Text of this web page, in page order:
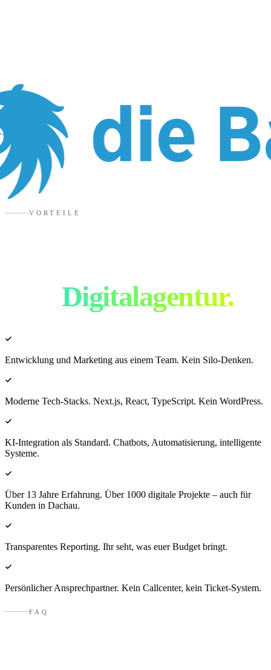
VORTEILE
Digitalagentur.
Entwicklung und Marketing aus einem Team. Kein Silo-Denken.
Moderne Tech-Stacks. Next.js, React, TypeScript. Kein WordPress.
KI-Integration als Standard. Chatbots, Automatisierung, intelligente
Systeme.
Über 13 Jahre Erfahrung. Über 1000 digitale Projekte – auch für
Kunden in Dachau.
Transparentes Reporting. Ihr seht, was euer Budget bringt.
Persönlicher Ansprechpartner. Kein Callcenter, kein Ticket-System.
FAQ